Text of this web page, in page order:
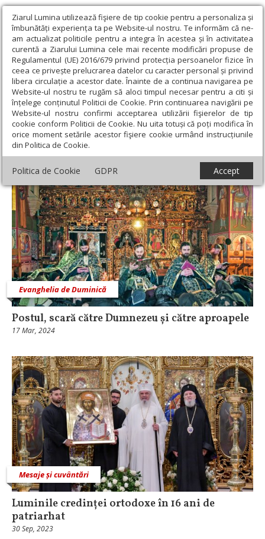
Ziarul Lumina utilizează fişiere de tip cookie pentru a personaliza și
îmbunătăți experiența ta pe Website-ul nostru. Te informăm că ne-
am actualizat politicile pentru a integra în acestea și în activitatea
curentă a Ziarului Lumina cele mai recente modificări propuse de
Regulamentul (UE) 2016/679 privind protecția persoanelor fizice în
ceea ce privește prelucrarea datelor cu caracter personal și privind
libera circulație a acestor date. Înainte de a continua navigarea pe
Website-ul nostru te rugăm să aloci timpul necesar pentru a citi și
înțelege conținutul Politicii de Cookie. Prin continuarea navigării pe
Website-ul nostru confirmi acceptarea utilizării fişierelor de tip
cookie conform Politicii de Cookie. Nu uita totuși că poți modifica în
orice moment setările acestor fişiere cookie urmând instrucțiunile
din Politica de Cookie.
Politica de Cookie GDPR Accept
Ziarul Lumina › † Nifon, Arhiepiscopul Târgoviștei și Exarh
Patriarhal
Ips Nifon, Arhiepiscopul Târgoviștei
și Exarh Patriarhal
Evanghelia de Duminică
Postul, scară către Dumnezeu și către aproapele
17 Mar, 2024
Mesaje și cuvântări
Luminile credinței ortodoxe în 16 ani de
patriarhat
30 Sep, 2023